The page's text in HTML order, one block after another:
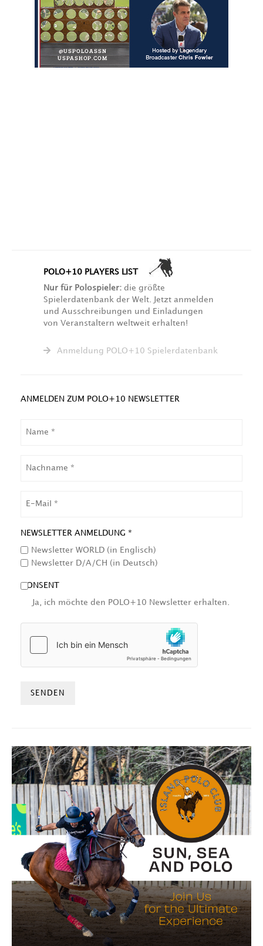
POLO+10 PLAYERS LIST
Nur für Polospieler: die größte
Spielerdatenbank der Welt. Jetzt anmelden
und Ausschreibungen und Einladungen
von Veranstaltern weltweit erhalten!
Anmeldung POLO+10 Spielerdatenbank
ANMELDEN ZUM POLO+10 NEWSLETTER
NEWSLETTER ANMELDUNG *
Newsletter WORLD (in Englisch)
Newsletter D/A/CH (in Deutsch)
CONSENT
Ja, ich möchte den POLO+10 Newsletter erhalten.